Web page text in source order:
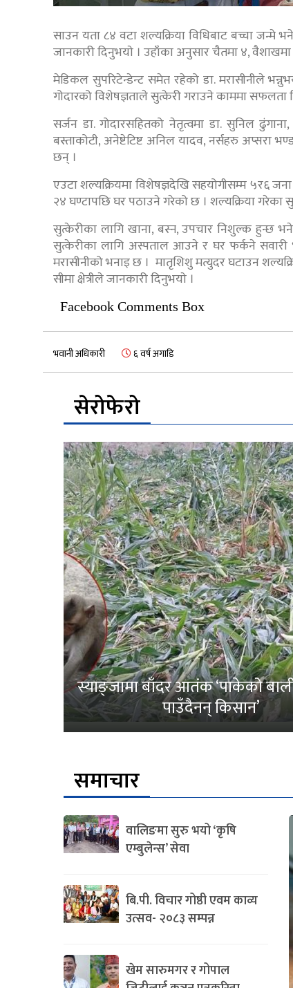
साउन यता ८४ वटा शल्यक्रिया विधिबाट बच्चा
जानकारी दिनुभयाे । उहाँका अनुसार चैतमा ४,
मेडिकल सुपरिटेन्डेन्ट समेत रहेको डा. मरासीनीले
गोदारको विशेषज्ञताले सुत्केरी गराउने काममा
सर्जन डा. गोदारसहितको नेतृत्वमा डा. सुनिल ढुंगाना,
बस्ताकोटी, अनेष्टेटिष्ट अनिल यादव, नर्सहरु अप्सरा
छन् ।
एउटा शल्यक्रियमा विशेषज्ञदेखि सहयोगीसम्म ५र६
२४ घण्टापछि घर पठाउने गरेको छ । शल्यक्रिया गरेका
सुत्केरीका लागि खाना, बस्न, उपचार निशुल्क हुन्छ
सुत्केरीका लागि अस्पताल आउने र घर फर्कने सवारी
मरासीनीको भनाइ छ । मातृशिशु मत्युदर घटाउन
सीमा क्षेत्रीले जानकारी दिनुभयाे ।
Facebook Comments Box
भवानी अधिकारी ६ वर्ष अगाडि
सेरोफेरो
स्याङ्जामा बाँदर आतंक ‘पाकेको बाली
पाउँदैनन् किसान’
समाचार
वालिङमा सुरु भयो ‘कृषि
एम्बुलेन्स’ सेवा
बि.पी. विचार गोष्ठी एवम काव्य
उत्सव- २०८३ सम्पन्न
खेम सारुमगर र गोपाल